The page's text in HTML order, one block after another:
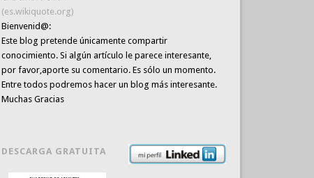
(es.wikiquote.org)
Bienvenid@:
Este blog pretende únicamentecompartir
conocimiento. Si algún artículo le parece interesante,
por favor,aporte su comentario. Es sólo un momento.
Entre todos podremos hacer un blog más interesante.
Muchas Gracias
DESCARGA GRATUITA